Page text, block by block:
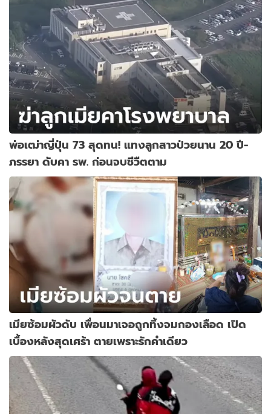
พ่อเฒ่าญี่ปุ่น 73 สุดทน! แทงลูกสาวป่วยนาน 20 ปี-
ภรรยา ดับคา รพ. ก่อนจบชีวืตตาม
เมียซ้อมผัวดับ เพื่อนมาเจอถูกทิ้งจมกองเลือด เปิด
เบื้องหลังสุดเศร้า ตายเพราะรักคำเดียว